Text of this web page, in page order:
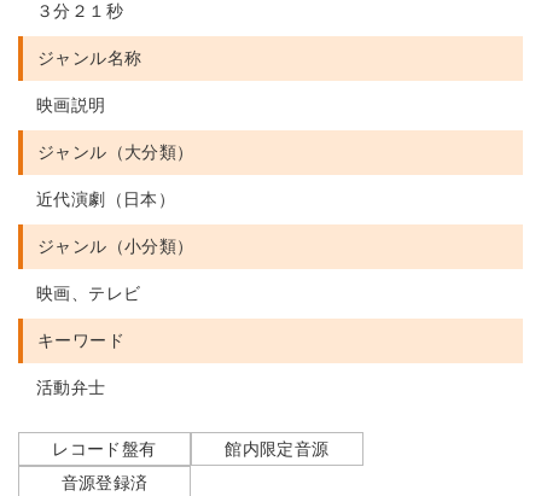
３分２１秒
ジャンル名称
映画説明
ジャンル（大分類）
近代演劇（日本）
ジャンル（小分類）
映画、テレビ
キーワード
活動弁士
レコード盤有
館内限定音源
音源登録済